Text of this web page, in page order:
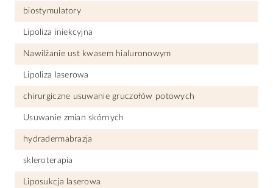
biostymulatory
Lipoliza iniekcyjna
Nawilżanie ust kwasem hialuronowym
Lipoliza laserowa
chirurgiczne usuwanie gruczołów potowych
Usuwanie zmian skórnych
hydradermabrazja
skleroterapia
Liposukcja laserowa